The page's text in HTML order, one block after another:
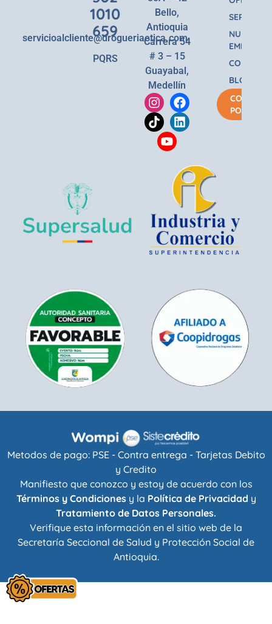
1010
659
servicioalcliente@drogueriaetica.com
PQRS
Bello,
Antioquia
Carrera 54
# 3 – 15
Guayabal,
Medellín
SERVICIOS
NUESTRA
EMPRESA
BLOG
COMPRA
POR
Metodos de pago: PSE - Contra entrega - Tarjetas Debito
y Credito
Manifiesto que conozco y estoy de acuerdo con los
Términos y Condicionesy la Política de Privacidad y
Tratamiento de Datos Personales.
Verifique esta información en el sitio web de la
Secretaría Seccional de Salud y Protección Social de
Antioquia.